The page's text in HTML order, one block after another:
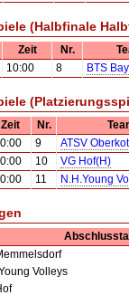
(Halbfinale
Zeit Nr.
10:00 8 BTS
Zeit Nr.
9
ATSV
10
VG Hof(H)
11 N.H.Young
Volleys